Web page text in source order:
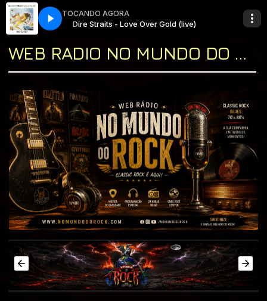
TOCANDO AGORA
(live) Dire Straits - Love Over Gold (live)
ROCK N ROLLMADRUGA ROCK com * RUBÃO ROCK N ROLL
WEB RADIO NO MUNDO DO ROCK "A CASA DO CLASSIC ROCK & DO BLUES"